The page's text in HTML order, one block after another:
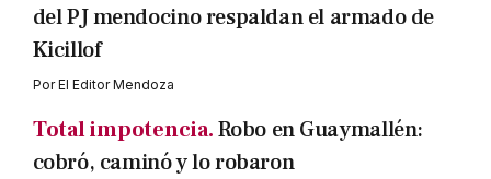
del PJ mendocino respaldan el armado de
Kicillof
PorEl Editor Mendoza
Total impotencia.Robo en Guaymallén:
cobró, caminó y lo robaron